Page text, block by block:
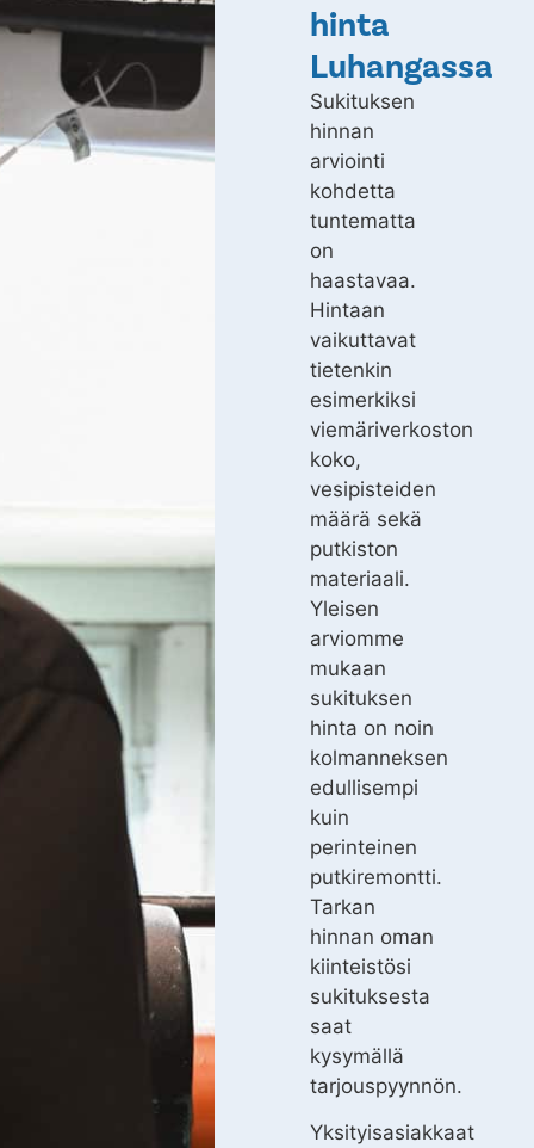
hinta
Luhangassa
Sukituksen
hinnan
arviointi
kohdetta
tuntematta
on
haastavaa.
Hintaan
vaikuttavat
tietenkin
esimerkiksi
viemäriverkoston
koko,
vesipisteiden
määrä sekä
putkiston
materiaali.
Yleisen
arviomme
mukaan
sukituksen
hinta on noin
kolmanneksen
edullisempi
kuin
perinteinen
putkiremontti.
Tarkan
hinnan oman
kiinteistösi
sukituksesta
saat
kysymällä
tarjouspyynnön.
Yksityisasiakkaat